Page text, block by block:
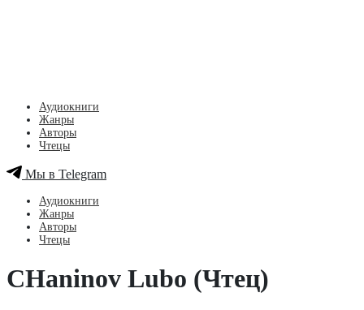
Аудиокниги
Жанры
Авторы
Чтецы
Мы в Telegram
Аудиокниги
Жанры
Авторы
Чтецы
CHaninov Lubo (Чтец)